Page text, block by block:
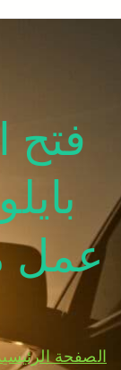
فتح
عمل
الصفحة